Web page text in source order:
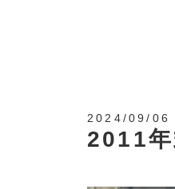
2024/09/06
2011年